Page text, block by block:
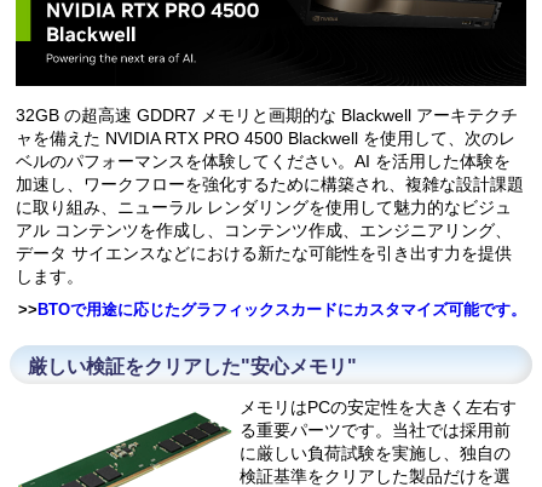
32GB の超高速 GDDR7 メモリと画期的な Blackwell アーキテクチ
ャを備えた NVIDIA RTX PRO 4500 Blackwell を使用して、次のレ
ベルのパフォーマンスを体験してください。AI を活用した体験を
加速し、ワークフローを強化するために構築され、複雑な設計課題
に取り組み、ニューラル レンダリングを使用して魅力的なビジュ
アル コンテンツを作成し、コンテンツ作成、エンジニアリング、
データ サイエンスなどにおける新たな可能性を引き出す力を提供
します。
>>BTOで用途に応じたグラフィックスカードにカスタマイズ可能です。
厳しい検証をクリアした"安心メモリ"
メモリはPCの安定性を大きく左右す
る重要パーツです。当社では採用前
に厳しい負荷試験を実施し、独自の
検証基準をクリアした製品だけを選